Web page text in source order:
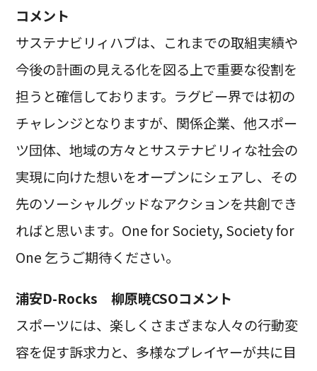
コメント
サステナビリィハブは、これまでの取組実績や
今後の計画の見える化を図る上で重要な役割を
担うと確信しております。ラグビー界では初の
チャレンジとなりますが、関係企業、他スポー
ツ団体、地域の方々とサステナビリィな社会の
実現に向けた想いをオープンにシェアし、その
先のソーシャルグッドなアクションを共創でき
ればと思います。One for Society, Society for
One 乞うご期待ください。
浦安D-Rocks 柳原暁CSOコメント
スポーツには、楽しくさまざまな人々の行動変
容を促す訴求力と、多様なプレイヤーが共に目